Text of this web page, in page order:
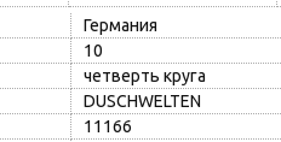
Германия
10
четверть круга
DUSCHWELTEN
11166